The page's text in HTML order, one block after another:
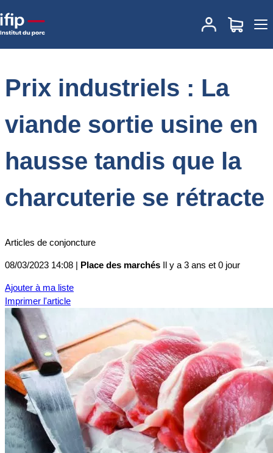
Accueil Actualités des marchés
industriels : La viande sortie usine en hausse tandis que la
Prix industriels : La
viande sortie usine en
hausse tandis que la
charcuterie se rétracte
Articles de conjoncture
08/03/2023 14:08 | Place des marchés Il y a 3 ans et 0 jour
Ajouter à ma liste
Imprimer l'article